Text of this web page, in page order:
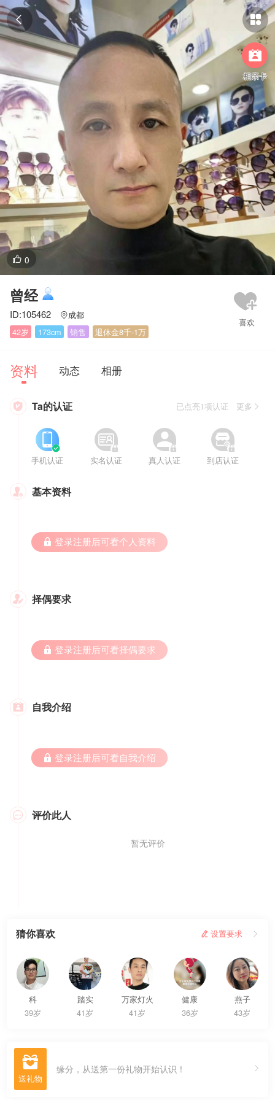
 

相亲卡
 0
曾经
ID:105462 成都
42岁
173cm 销售 退休金8千-1万
资料 动态 相册
 Ta的认证 已点亮1项认证 更多

手机认证


实名认证


真人认证


到店认证
 基本资料
 登录注册后可看个人资料
 择偶要求
 登录注册后可看择偶要求
 自我介绍
 登录注册后可看自我介绍
 评价此人
暂无评价
猜你喜欢  设置要求 
科
39岁
踏实
41岁
万家灯火
41岁
健康
36岁
燕子
43岁
 缘分，从送第一份礼物开始认识！